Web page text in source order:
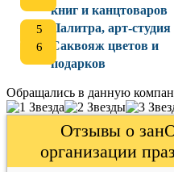
книг и канцтоваров
Палитра, арт-студия
Саквояж цветов и
подарков
Обращались в данную
Отзывы о
организации